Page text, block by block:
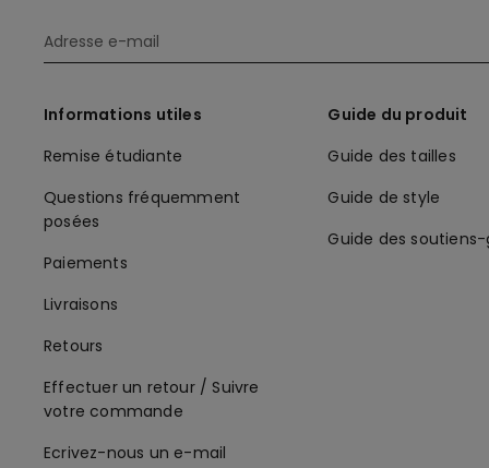
Informations utiles
Remise étudiante
Questions fréquemment
posées
Paiements
Livraisons
Retours
Effectuer un retour / Suivre
votre commande
Ecrivez-nous un e-mail
Guide du produit
Guide des tailles
Guide de style
Guide des